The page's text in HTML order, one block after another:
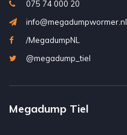
075 74 000 20
info@megadumpwormer.nl
/MegadumpNL
@megadump_tiel
Megadump Tiel